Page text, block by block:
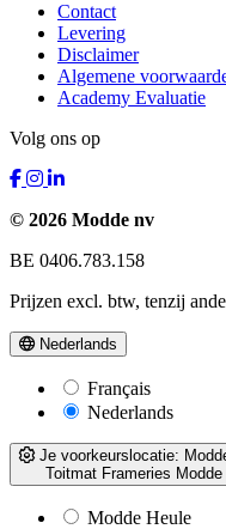
Contact
Levering
Disclaimer
Algemene
Academy Evaluatie
Volg ons op
© 2026 Modde nv
BE 0406.783.158
Prijzen excl. btw, tenzij
Nederlands
Français
Nederlands
Je voorkeurslocatie:
Toitmat Frameries
Modde Heule